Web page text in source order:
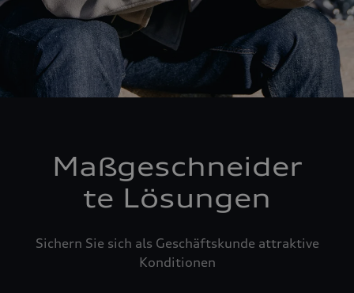
Maßgeschneider
te Lösungen
Sichern Sie sich als Geschäftskunde attraktive
Konditionen